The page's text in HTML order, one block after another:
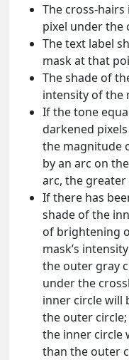
The cross-
pixel under the
The text label
mask at that
The shade of
intensity of the
If the tone
darkened
the magnitude
by an arc on
arc, the
If there has
shade of the
of brightening
mask’s
the outer gray
under the
inner circle will
the outer
the inner circle
than the outer